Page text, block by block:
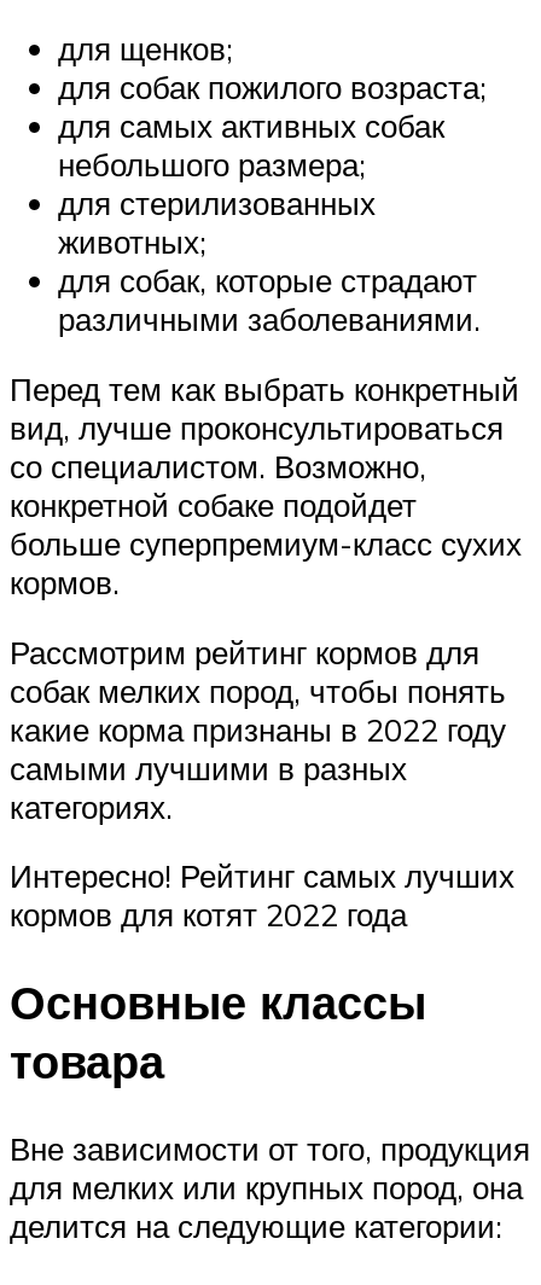
для щенков;
для собак пожилого возраста;
для самых активных собак
небольшого размера;
для стерилизованных
животных;
для собак, которые страдают
различными заболеваниями.
Перед тем как выбрать конкретный
вид, лучше проконсультироваться
со специалистом. Возможно,
конкретной собаке подойдет
больше суперпремиум-класс сухих
кормов.
Рассмотрим рейтинг кормов для
собак мелких пород, чтобы понять
какие корма признаны в 2022 году
самыми лучшими в разных
категориях.
Интересно! Рейтинг самых лучших
кормов для котят 2022 года
Основные классы
товара
Вне зависимости от того, продукция
для мелких или крупных пород, она
делится на следующие категории: